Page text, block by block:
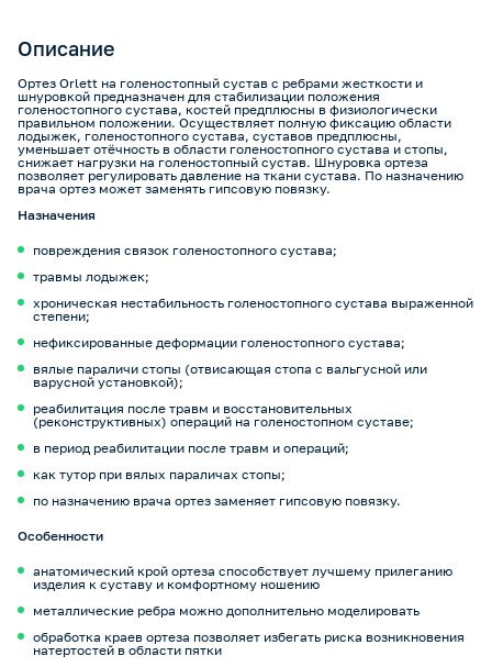
Описание
Ортез Orlett на голеностопный сустав с ребрами жесткости и
шнуровкой предназначен для стабилизации положения
голеностопного сустава, костей предплюсны в физиологически
правильном положении. Осуществляет полную фиксацию области
лодыжек, голеностопного сустава, суставов предплюсны,
уменьшает отёчность в области голеностопного сустава и стопы,
снижает нагрузки на голеностопный сустав. Шнуровка ортеза
позволяет регулировать давление на ткани сустава. По назначению
врача ортез может заменять гипсовую повязку.
Назначения
повреждения связок голеностопного сустава;
травмы лодыжек;
хроническая нестабильность голеностопного сустава выраженной
степени;
нефиксированные деформации голеностопного сустава;
вялые параличи стопы (отвисающая стопа с вальгусной или
варусной установкой);
реабилитация после травм и восстановительных
(реконструктивных) операций на голеностопном суставе;
в период реабилитации после травм и операций;
как тутор при вялых параличах стопы;
по назначению врача ортез заменяет гипсовую повязку.
Особенности
анатомический крой ортеза способствует лучшему прилеганию
изделия к суставу и комфортному ношению
металлические ребра можно дополнительно моделировать
обработка краев ортеза позволяет избегать риска возникновения
натертостей в области пятки